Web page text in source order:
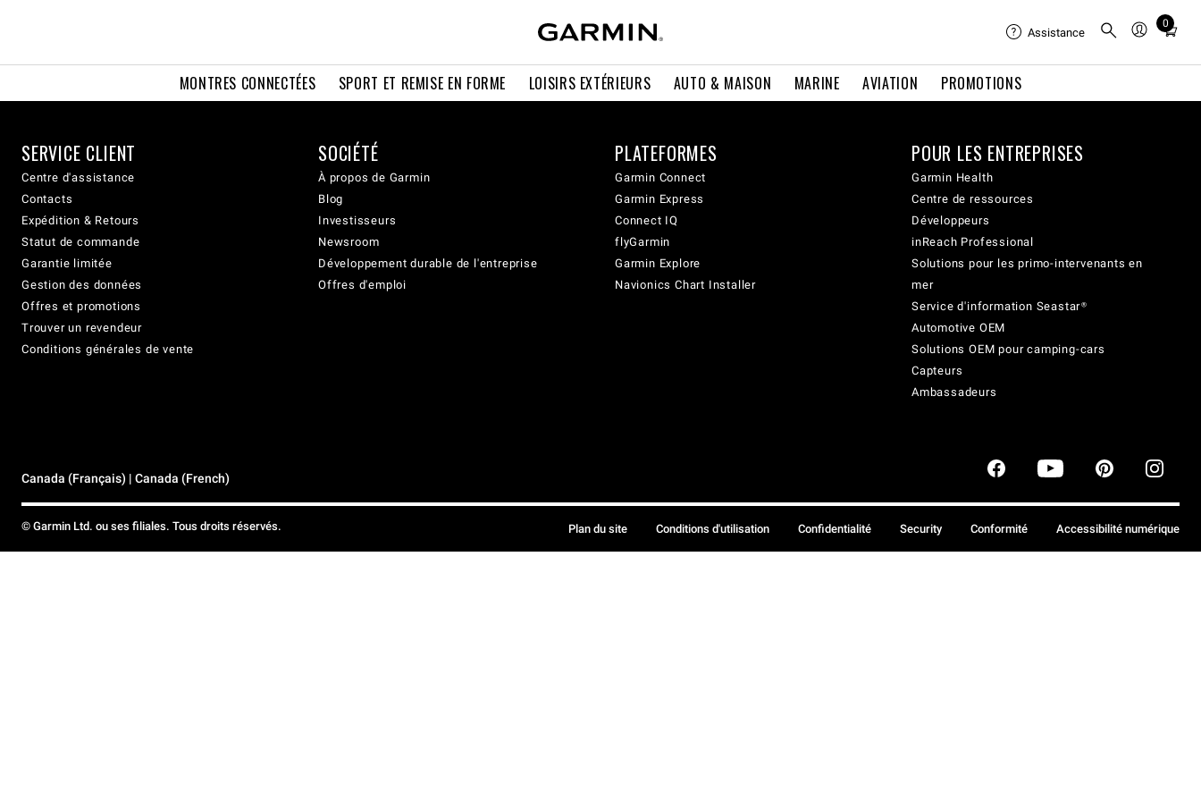
MONTRES CONNECTÉES SPORT ET REMISE EN FORME LOISIRS EXTÉRIEURS AUTO & MAISON MARINE AVIATION PROMOTIONS
Assistance
0
Total
cart:
SERVICE CLIENT
Centre d'assistance
Contacts
Expédition & Retours
Statut de commande
Garantie limitée
Gestion des données
Offres et promotions
Trouver un revendeur
Conditions générales de vente
SOCIÉTÉ
À propos de Garmin
Blog
Investisseurs
Newsroom
Développement durable de l'entreprise
Offres d'emploi
PLATEFORMES
Garmin Connect
Garmin Express
Connect IQ
flyGarmin
Garmin Explore
Navionics Chart Installer
POUR LES ENTREPRISES
Garmin Health
Centre de ressources
Développeurs
inReach Professional
Solutions pour les primo-intervenants en
mer
Service d'information Seastar®
Automotive OEM
Solutions OEM pour camping-cars
Capteurs
Ambassadeurs
Canada (Français) | Canada (French)
© Garmin Ltd. ou ses filiales. Tous droits réservés. Plan du site Conditions d'utilisation Confidentialité Security Conformité Accessibilité numérique